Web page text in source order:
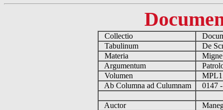
Collectio
Tabulinum
De
Materia
Argumentum
Volumen
Ab Columna ad Culumnam
0147
Auctor